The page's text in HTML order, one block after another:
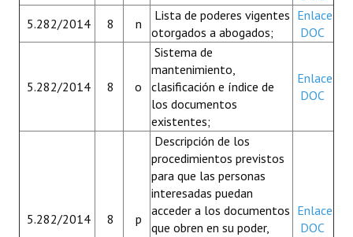
5.282/2014
8 n
Lista de poderes vigentes
otorgados a abogados;
Enlace
DOC
5.282/2014 8 o
Sistema de
mantenimiento,
clasificación e índice de
los documentos
existentes;
Enlace
DOC
5.282/2014 8 p
Descripción de los
procedimientos previstos
para que las personas
interesadas puedan
acceder a los documentos
que obren en su poder,
Enlace
DOC